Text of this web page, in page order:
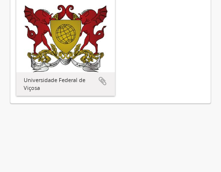
Universidade Federal de
Viçosa